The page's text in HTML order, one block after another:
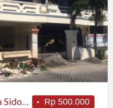
Rp 500.000
Kos Wanita/Keluarga Sidosermo Nyaman Bersih Belakang Plaza Marina